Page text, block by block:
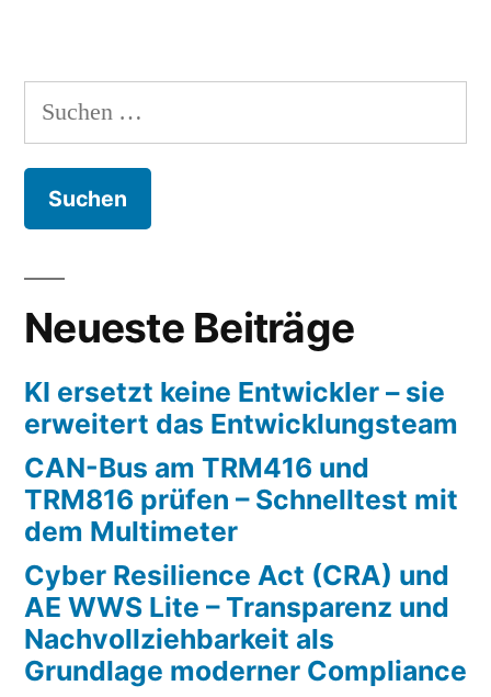
Suchen
nach:
Neueste Beiträge
KI ersetzt keine Entwickler – sie
erweitert das Entwicklungsteam
CAN-Bus am TRM416 und
TRM816 prüfen – Schnelltest mit
dem Multimeter
Cyber Resilience Act (CRA) und
AE WWS Lite – Transparenz und
Nachvollziehbarkeit als
Grundlage moderner Compliance